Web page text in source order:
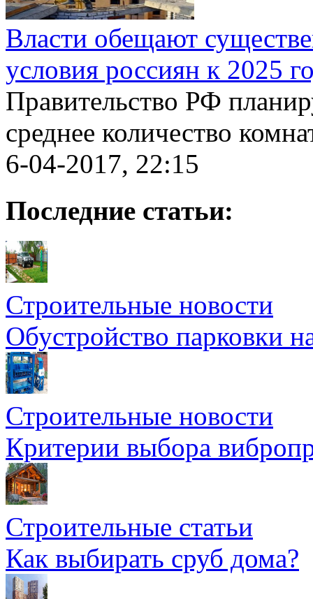
Власти обещают
условия россиян к 2025
Правительство РФ
среднее количество
6-04-2017, 22:15
Последние статьи:
Строительные новости
Обустройство парковки
Строительные новости
Критерии выбора
Строительные статьи
Как выбирать сруб дома?